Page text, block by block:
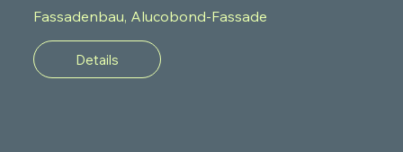
Fassadenbau, Alucobond-Fassade
Details